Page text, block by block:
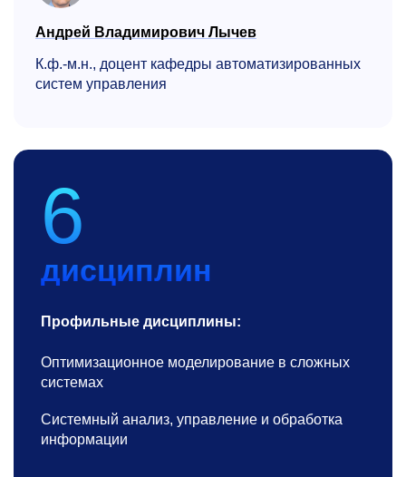
Андрей Владимирович Лычев
К.ф.-м.н., доцент кафедры автоматизиро­ванных
систем управления
6
дисциплин
Профильные дисциплины:
Оптимизационное моделирование в сложных
системах
Системный анализ, управление и обработка
информации